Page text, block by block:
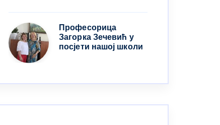
Професорица
Загорка Зечевић у
посјети нашој школи